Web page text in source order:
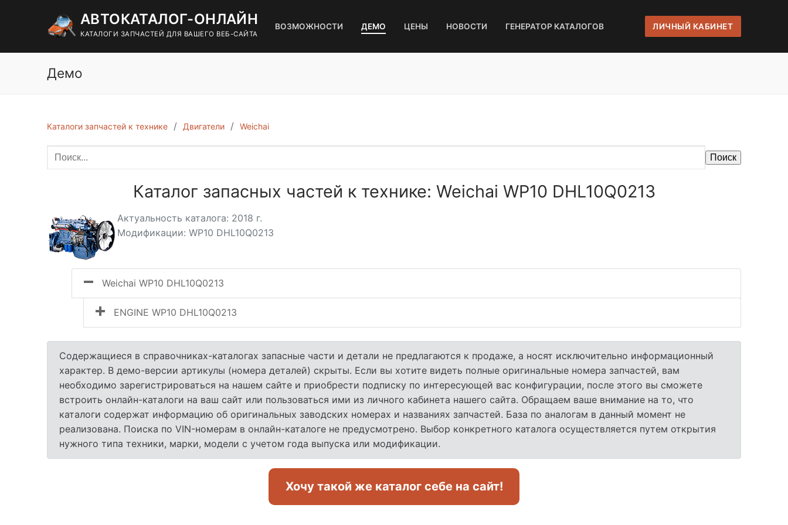
содержимому
АВТОКАТАЛОГ-ОНЛАЙН
КАТАЛОГИ ЗАПЧАСТЕЙ ДЛЯ ВАШЕГО ВЕБ-САЙТА
ВОЗМОЖНОСТИ ДЕМО ЦЕНЫ НОВОСТИ ГЕНЕРАТОР КАТАЛОГОВ ЛИЧНЫЙ КАБИНЕТ
Демо
Каталоги запчастей к технике Двигатели Weichai
Поиск
Каталог запасных частей к технике: Weichai WP10 DHL10Q0213
Актуальность каталога: 2018 г.
Модификации: WP10 DHL10Q0213
Weichai WP10 DHL10Q0213
ENGINE WP10 DHL10Q0213
Содержащиеся в справочниках-каталогах запасные части и детали не предлагаются к продаже, а носят исключительно информационный
характер. В демо-версии артикулы (номера деталей) скрыты. Если вы хотите видеть полные оригинальные номера запчастей, вам
необходимо зарегистрироваться на нашем сайте и приобрести подписку по интересующей вас конфигурации, после этого вы сможете
встроить онлайн-каталоги на ваш сайт или пользоваться ими из личного кабинета нашего сайта. Обращаем ваше внимание на то, что
каталоги содержат информацию об оригинальных заводских номерах и названиях запчастей. База по аналогам в данный момент не
реализована. Поиска по VIN-номерам в онлайн-каталоге не предусмотрено. Выбор конкретного каталога осуществляется путем открытия
нужного типа техники, марки, модели с учетом года выпуска или модификации.
Хочу такой же каталог себе на сайт!